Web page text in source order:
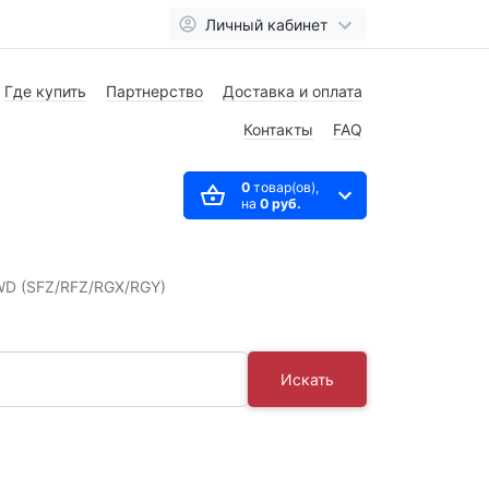
Личный кабинет
Где купить Партнерство Доставка и оплата
Контакты FAQ
0товар(ов),
на 0 руб.
(SFZ/RFZ/RGX/RGY)
Искать